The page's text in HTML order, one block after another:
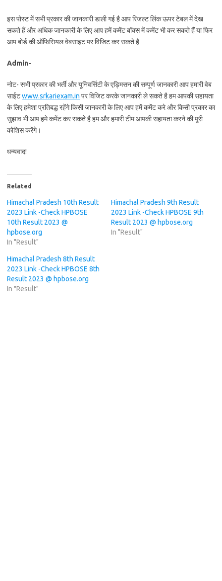
इस पोस्ट में सभी प्रकार की जानकारी डाली गई है आप रिजल्ट लिंक ऊपर टेबल में देख
सकते हैं और अधिक जानकारी के लिए आप हमें कमेंट बॉक्स में कमेंट भी कर सकते हैं या फिर
आप बोर्ड की ऑफिसियल वेबसाइट पर विजिट कर सकते है
Admin-
नोट- सभी प्रकार की भर्ती और यूनिवर्सिटी के एड्मिसन की सम्पूर्ण जानकारी आप हमारी वेब
साईटwww.srkariexam.in पर विजिट करके जानकारी ले सकते है हम आपकी सहायता
के लिए हमेशा प्रतिबद्ध रहेंगे किसी जानकारी के लिए आप हमें कमेंट करे और किसी प्रकार का
सुझाव भी आप हमे कमेंट कर सकते है हम और हमारी टीम आपकी सहायता करने की पूरी
कोशिस करेंगे।
धन्यवाद!
Related
Himachal Pradesh 10th Result
2023 Link -Check HPBOSE
10th Result 2023 @
hpbose.org
In "Result"
Himachal Pradesh 9th Result
2023 Link -Check HPBOSE 9th
Result 2023 @ hpbose.org
In "Result"
Himachal Pradesh 8th Result
2023 Link -Check HPBOSE 8th
Result 2023 @ hpbose.org
In "Result"